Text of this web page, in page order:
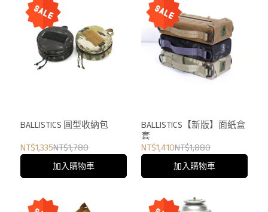
BALLISTICS 圓型收納包
NT$1,335NT$1,780
加入購物車
BALLISTICS【新版】面紙盒
套
NT$1,410NT$1,880
加入購物車